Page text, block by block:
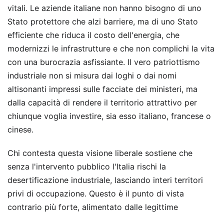
vitali. Le aziende italiane non hanno bisogno di uno
Stato protettore che alzi barriere, ma di uno Stato
efficiente che riduca il costo dell'energia, che
modernizzi le infrastrutture e che non complichi la vita
con una burocrazia asfissiante. Il vero patriottismo
industriale non si misura dai loghi o dai nomi
altisonanti impressi sulle facciate dei ministeri, ma
dalla capacità di rendere il territorio attrattivo per
chiunque voglia investire, sia esso italiano, francese o
cinese.
Chi contesta questa visione liberale sostiene che
senza l'intervento pubblico l'Italia rischi la
desertificazione industriale, lasciando interi territori
privi di occupazione. Questo è il punto di vista
contrario più forte, alimentato dalle legittime